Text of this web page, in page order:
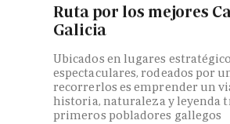
Ruta por los mejores
Galicia
Ubicados en lugares
espectaculares, rodeados por
recorrerlos es emprender un
historia, naturaleza y leyenda
primeros pobladores gallegos